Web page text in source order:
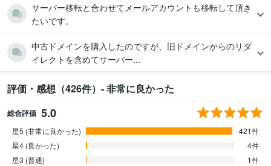
サーバー移転と合わせてメールアカウントも移転して頂き
たいです。
中古ドメインを購入したのですが、旧ドメインからのリダ
イレクトを含めてサーバー...
評価・感想（426件）- 非常に良かった
総合評価 5.0
星5 (非常に良かった)
421件
星4 (良かった)
4件
星3 (普通)
1件